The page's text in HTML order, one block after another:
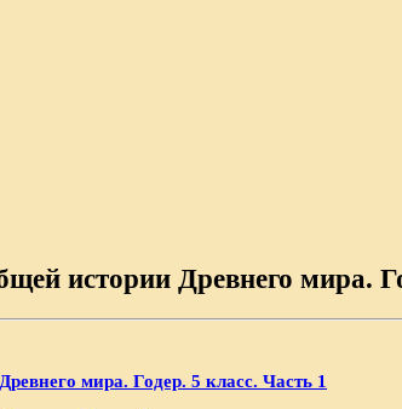
истории Древнего мира.
мира. Годер. 5 класс. Часть 1